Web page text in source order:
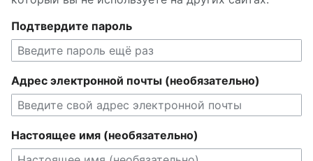
Подтвердите пароль
Адрес электронной почты (необязательно)
Настоящее имя (необязательно)